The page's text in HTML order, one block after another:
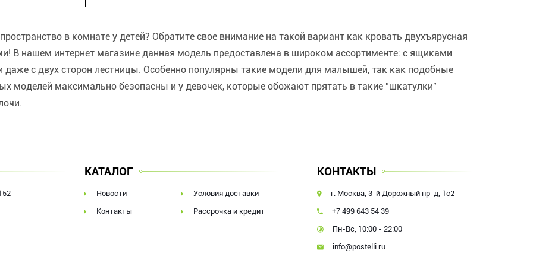
в комнате у детей? Обратите свое внимание на такой вариант как кровать двухъярусная
В нашем интернет магазине данная модель предоставлена в широком ассортименте: с ящиками
даже с двух сторон лестницы. Особенно популярны такие модели для малышей, так как подобные
моделей максимально безопасны и у девочек, которые обожают прятать в такие "шкатулки"
КАТАЛОГ
Новости
Контакты
Условия доставки
Рассрочка и кредит
КОНТАКТЫ
г. Москва, 3-й Дорожный пр-д, 1с2
+7 499 643 54 39
Пн-Вс, 10:00 - 22:00
info@postelli.ru